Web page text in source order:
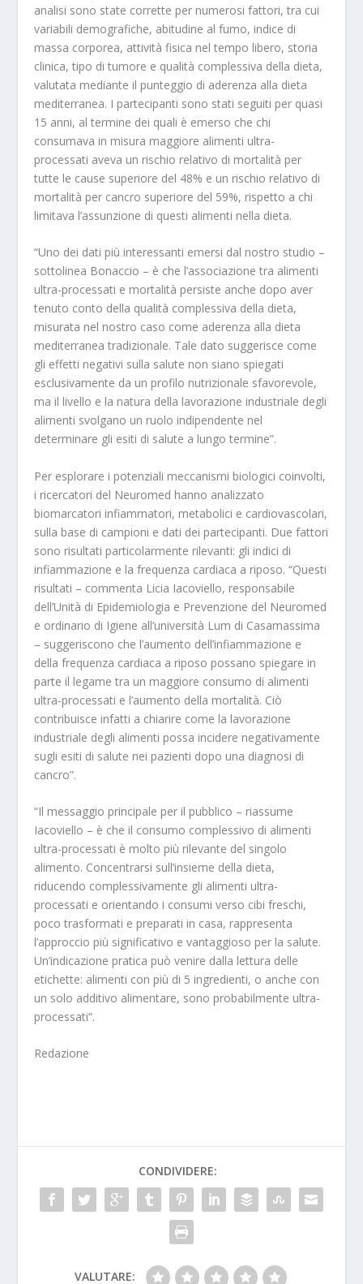
analisi sono state corrette per numerosi fattori, tra cui
variabili demografiche, abitudine al fumo, indice di
massa corporea, attività fisica nel tempo libero, storia
clinica, tipo di tumore e qualità complessiva della dieta,
valutata mediante il punteggio di aderenza alla dieta
mediterranea. I partecipanti sono stati seguiti per quasi
15 anni, al termine dei quali è emerso che chi
consumava in misura maggiore alimenti ultra-
processati aveva un rischio relativo di mortalità per
tutte le cause superiore del 48% e un rischio relativo di
mortalità per cancro superiore del 59%, rispetto a chi
limitava l’assunzione di questi alimenti nella dieta.
“Uno dei dati più interessanti emersi dal nostro studio –
sottolinea Bonaccio – è che l’associazione tra alimenti
ultra-processati e mortalità persiste anche dopo aver
tenuto conto della qualità complessiva della dieta,
misurata nel nostro caso come aderenza alla dieta
mediterranea tradizionale. Tale dato suggerisce come
gli effetti negativi sulla salute non siano spiegati
esclusivamente da un profilo nutrizionale sfavorevole,
ma il livello e la natura della lavorazione industriale degli
alimenti svolgano un ruolo indipendente nel
determinare gli esiti di salute a lungo termine”.
Per esplorare i potenziali meccanismi biologici coinvolti,
i ricercatori del Neuromed hanno analizzato
biomarcatori infiammatori, metabolici e cardiovascolari,
sulla base di campioni e dati dei partecipanti. Due fattori
sono risultati particolarmente rilevanti: gli indici di
infiammazione e la frequenza cardiaca a riposo. “Questi
risultati – commenta Licia Iacoviello, responsabile
dell’Unità di Epidemiologia e Prevenzione del Neuromed
e ordinario di Igiene all’università Lum di Casamassima
– suggeriscono che l’aumento dell’infiammazione e
della frequenza cardiaca a riposo possano spiegare in
parte il legame tra un maggiore consumo di alimenti
ultra-processati e l’aumento della mortalità. Ciò
contribuisce infatti a chiarire come la lavorazione
industriale degli alimenti possa incidere negativamente
sugli esiti di salute nei pazienti dopo una diagnosi di
cancro”.
“Il messaggio principale per il pubblico – riassume
Iacoviello – è che il consumo complessivo di alimenti
ultra-processati è molto più rilevante del singolo
alimento. Concentrarsi sull’insieme della dieta,
riducendo complessivamente gli alimenti ultra-
processati e orientando i consumi verso cibi freschi,
poco trasformati e preparati in casa, rappresenta
l’approccio più significativo e vantaggioso per la salute.
Un’indicazione pratica può venire dalla lettura delle
etichette: alimenti con più di 5 ingredienti, o anche con
un solo additivo alimentare, sono probabilmente ultra-
processati“.
Redazione
CONDIVIDERE:
VALUTARE: